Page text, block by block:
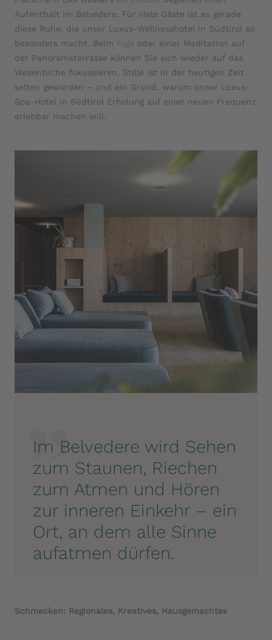
Aufenthalt im Belvedere. Für viele Gäste ist es gerade
diese Ruhe, die unser Luxus-Wellnesshotel in Südtirol so
besonders macht. Beim Yoga oder einer Meditation auf
der Panoramaterrasse können Sie sich wieder auf das
Wesentliche fokussieren. Stille ist in der heutigen Zeit
selten geworden – und ein Grund, warum unser Luxus-
Spa-Hotel in Südtirol Erholung auf einer neuen Frequenz
erlebbar machen will.
Im Belvedere wird Sehen
zum Staunen, Riechen
zum Atmen und Hören
zur inneren Einkehr – ein
Ort, an dem alle Sinne
aufatmen dürfen.
Schmecken: Regionales, Kreatives, Hausgemachtes